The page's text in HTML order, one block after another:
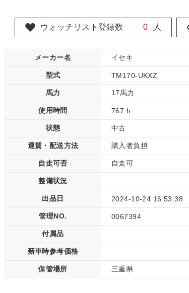
ウォッチリスト登録数 0 人
メーカー名 イセキ
型式 TM170-UKXZ
馬力 17馬力
使用時間 767 h
状態 中古
運賃・配送方法 購入者負担
自走可否 自走可
整備状況
出品日 2024-10-24 16:53:38
管理NO. 0067394
付属品
新車時参考価格
保管場所 三重県